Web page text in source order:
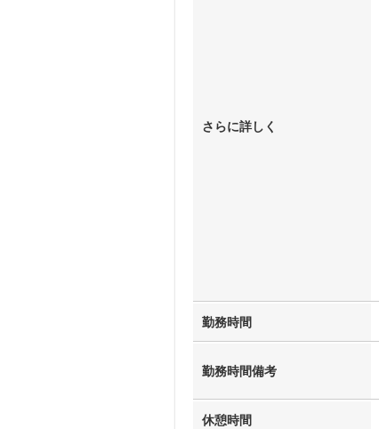
さらに詳しく
勤務時間
勤務時間備考
休憩時間